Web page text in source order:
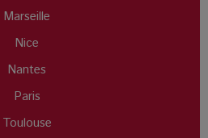
Marseille
Nice
Nantes
Paris
Toulouse